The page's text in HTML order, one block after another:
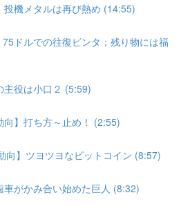
投機メタルは再び熱め (14:55)
ドルでの往復ビンタ；残り物には福
主役は小口２ (5:59)
向】打ち方～止め！ (2:55)
向】ツヨツヨなビットコイン (8:57)
車がかみ合い始めた巨人 (8:32)